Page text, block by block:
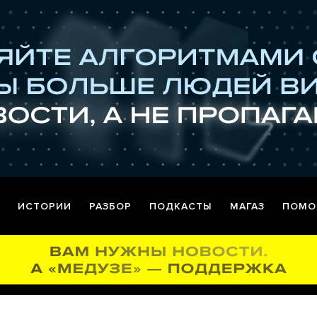
ИСТОРИИ РАЗБОР ПОДКАСТЫ МАГАЗ